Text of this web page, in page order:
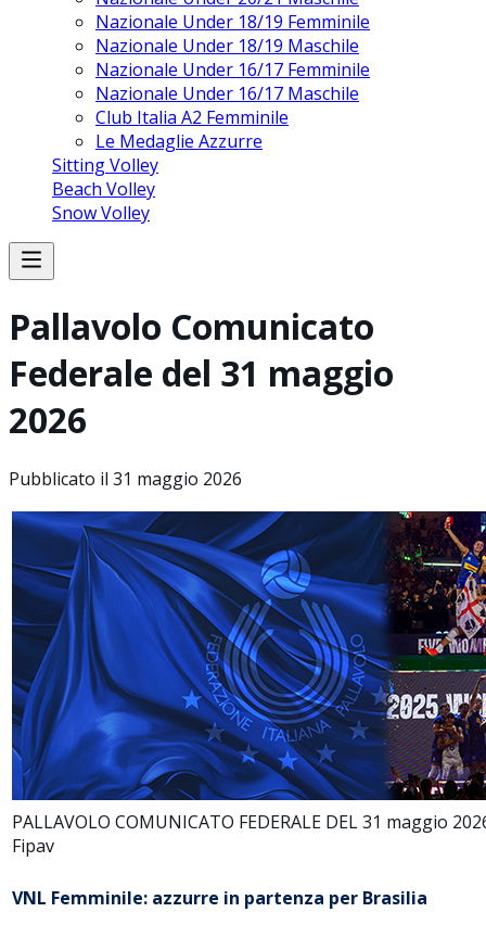
Nazionale Under 18/19 Femminile
Nazionale Under 18/19 Maschile
Nazionale Under 16/17 Femminile
Nazionale Under 16/17 Maschile
Club Italia A2 Femminile
Le Medaglie Azzurre
Sitting Volley
Beach Volley
Snow Volley
Pallavolo Comunicato
Federale del 31 maggio
2026
Pubblicato il 31 maggio 2026
PALLAVOLO COMUNICATO FEDERALE DEL 31 maggio
Fipav
VNL Femminile: azzurre in partenza per Brasilia